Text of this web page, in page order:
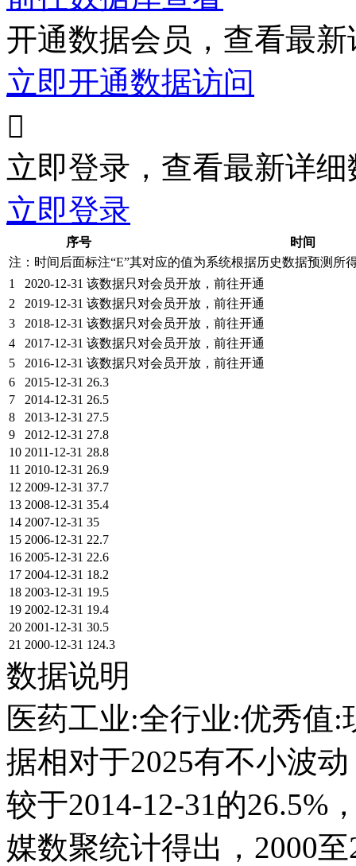
开通数据会员，查看最
立即开通数据访问

立即登录，查看最新详细
立即登录
序号
时间
注：时间后面标注“E”其对应的值为系统根据历史数据预测所
1
2020-12-31 该数据只对会员开放，前往开通
2
2019-12-31 该数据只对会员开放，前往开通
3
2018-12-31 该数据只对会员开放，前往开通
4
2017-12-31 该数据只对会员开放，前往开通
5
2016-12-31 该数据只对会员开放，前往开通
6
2015-12-31 26.3
7
2014-12-31 26.5
8
2013-12-31 27.5
9
2012-12-31 27.8
10 2011-12-31 28.8
11 2010-12-31 26.9
12 2009-12-31 37.7
13 2008-12-31 35.4
14 2007-12-31 35
15 2006-12-31 22.7
16 2005-12-31 22.6
17 2004-12-31 18.2
18 2003-12-31 19.5
19 2002-12-31 19.4
20 2001-12-31 30.5
21 2000-12-31 124.3
数据说明
医药工业:全行业:优秀值
据相对于2025有不小波
较于2014-12-31的26.5%
媒数聚统计得出，2000